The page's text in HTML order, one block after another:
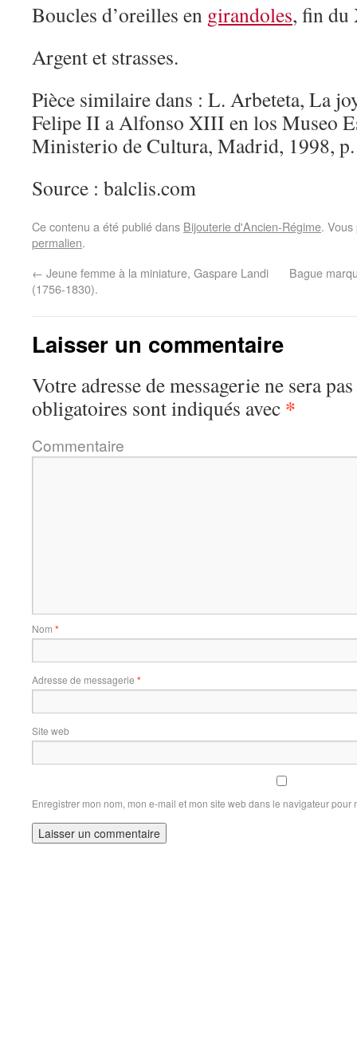
Boucles d’oreilles en girandoles, fin
Argent et strasses.
Pièce similaire dans : L. Arbeteta, La
Felipe II a Alfonso XIII en los Museo
Ministerio de Cultura, Madrid, 1998,
Source : balclis.com
Ce contenu a été publié dans Bijouterie d'Ancien-Régime.
permalien.
← Jeune femme à la miniature, Gaspare Landi
(1756-1830).
Bague
Laisser un commentaire
Votre adresse de messagerie ne sera
obligatoires sont indiqués avec *
Commentaire
Nom *
Adresse de messagerie *
Site web
Enregistrer mon nom, mon e-mail et mon site web dans le navigateur pour